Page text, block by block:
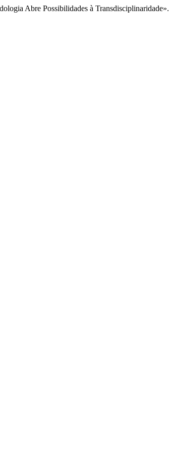
Abre Possibilidades à Transdisciplinaridade».